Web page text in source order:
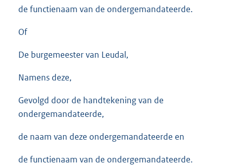
de functienaam van de ondergemandateerde.
Of
De burgemeester van Leudal,
Namens deze,
Gevolgd door de handtekening van de
ondergemandateerde,
de naam van deze ondergemandateerde en
de functienaam van de ondergemandateerde.